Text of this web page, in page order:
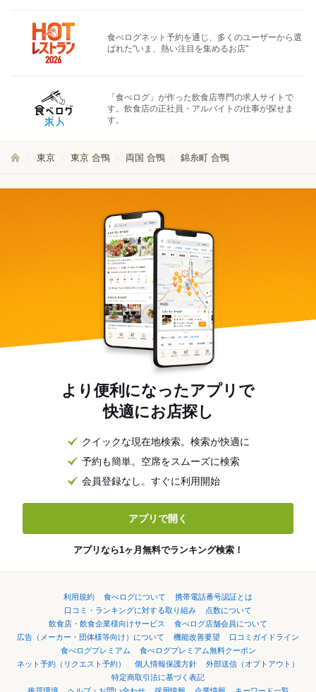
食べログネット予約を通じ、多くのユーザーから選
ばれた"いま、熱い注目を集めるお店"
「食べログ」が作った飲食店専門の求人サイトで
す。飲食店の正社員・アルバイトの仕事が探せま
す。
東京 東京 合鴨 両国 合鴨 錦糸町 合鴨
より便利になったアプリで
快適にお店探し
クイックな現在地検索。検索が快適に
予約も簡単。空席をスムーズに検索
会員登録なし。すぐに利用開始
アプリで開く
アプリなら1ヶ月無料でランキング検索！
利用規約 食べログについて
携帯電話番号認証とは
口コミ・ランキングに対する取り組み
点数について
飲食店・飲食企業様向けサービス
食べログ店舗会員について
広告（メーカー・団体様等向け）について
機能改善要望
口コミガイドライン
食べログプレミアム
食べログプレミアム無料クーポン
ネット予約（リクエスト予約）
個人情報保護方針
外部送信（オプトアウト）
特定商取引法に基づく表記